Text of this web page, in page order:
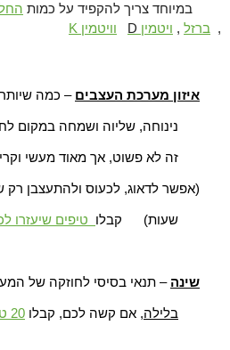
במיוחד צריך להקפיד על כמות
, ברזל , ויטמין D וויטמין K
איזון מערכת העצבים – כמה
נינוחה, שליוה ושמחה במקום
זה לא פשוט, אך מאוד מעשי
(אפשר לדאוג, לכעוס ולהתעצבן
שעות) קבלו טיפים שיעזרו
שינה – תנאי בסיסי לחוזקה של
בלילה, אם קשה לכם, קבלו 20 טיפים שיעזרו